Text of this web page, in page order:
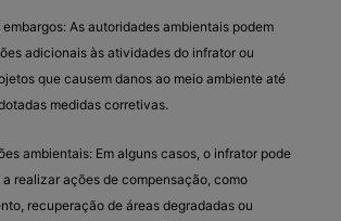
embargos: As autoridades ambientais podem
adicionais às atividades do infrator ou
que causem danos ao meio ambiente até
medidas corretivas.
ambientais: Em alguns casos, o infrator pode
a realizar ações de compensação, como
recuperação de áreas degradadas ou